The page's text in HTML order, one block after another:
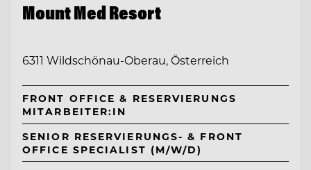
Mount Med Resort
6311 Wildschönau-Oberau, Österreich
FRONT OFFICE & RESERVIERUNGS
MITARBEITER:IN
SENIOR RESERVIERUNGS- & FRONT
OFFICE SPECIALIST (M/W/D)